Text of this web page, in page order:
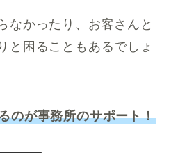
なかったり、お客さんと
と困ることもあるでしょ
のが事務所のサポート！